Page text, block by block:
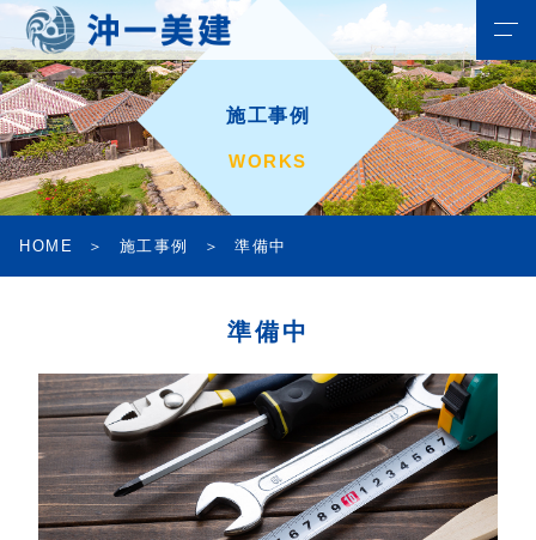
施工事例
WORKS
HOME 施工事例 準備中
準備中